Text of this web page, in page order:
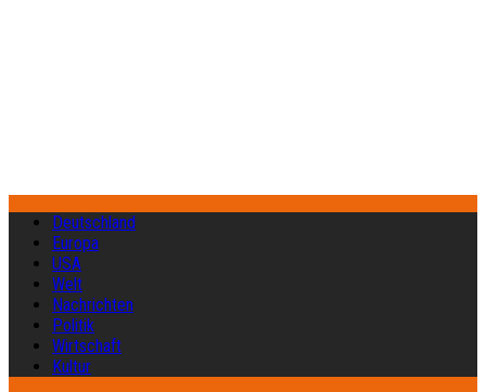
Deutschland
Europa
USA
Welt
Nachrichten
Politik
Wirtschaft
Kultur